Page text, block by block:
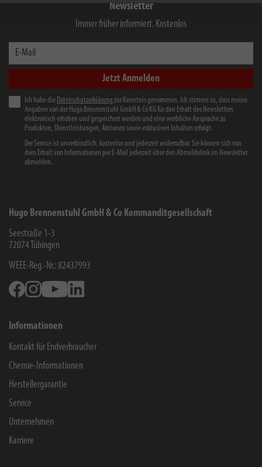
Newsletter
Immer früher informiert. Kostenlos
E-Mail
Jetzt Anmelden
Ich habe die Datenschutzerklärung zur Kenntnis genommen. Ich stimme zu, dass meine
Angaben von der Hugo Brennenstuhl GmbH & Co KG für den Erhalt des Newsletters
elektronisch erhoben und gespeichert werden und eine werbliche Ansprache zu
Produkten, Dienstleistungen, Aktionen sowie exklusiven Inhalten erfolgt.
Der Service ist unverbindlich, kostenlos und jederzeit widerrufbar. Sie können sich von
dem Erhalt von Informationen per E-Mail jederzeit über den Abmeldelink im Newsletter
abmelden.
Hugo Brennenstuhl GmbH & Co Kommanditgesellschaft
Seestraße 1-3
72074 Tübingen
WEEE-Reg.-Nr.: 82437993
FacebookInstagramYoutube
Informationen
Kontakt für Endverbraucher
Chemie-Informationen
Herstellergarantie
Service
Unternehmen
Karriere